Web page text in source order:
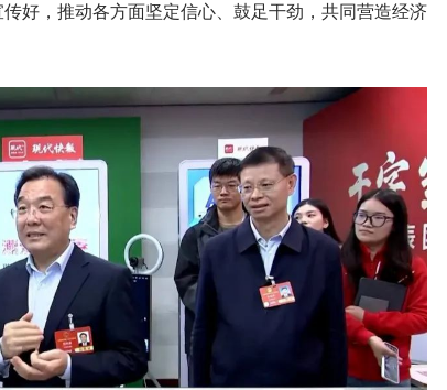
好，推动各方面坚定信心、鼓足干劲，共同营造经济